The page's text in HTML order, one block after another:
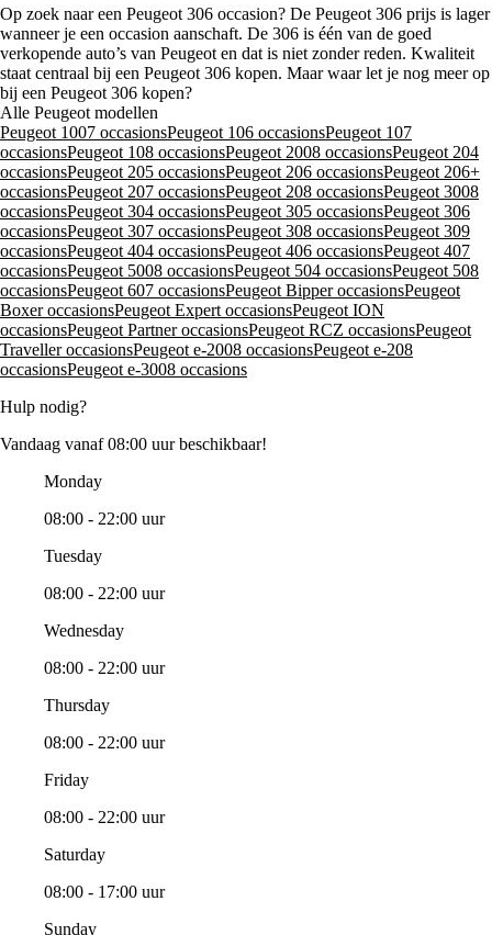
Op zoek naar een Peugeot 306 occasion? De Peugeot 306 prijs is lager
wanneer je een occasion aanschaft. De 306 is één van de goed
verkopende auto’s van Peugeot en dat is niet zonder reden. Kwaliteit
staat centraal bij een Peugeot 306 kopen. Maar waar let je nog meer op
bij een Peugeot 306 kopen?
Alle Peugeot modellen
Peugeot 1007 occasionsPeugeot 106 occasionsPeugeot 107
occasionsPeugeot 108 occasionsPeugeot 2008 occasionsPeugeot 204
occasionsPeugeot 205 occasionsPeugeot 206 occasionsPeugeot 206+
occasionsPeugeot 207 occasionsPeugeot 208 occasionsPeugeot 3008
occasionsPeugeot 304 occasionsPeugeot 305 occasionsPeugeot 306
occasionsPeugeot 307 occasionsPeugeot 308 occasionsPeugeot 309
occasionsPeugeot 404 occasionsPeugeot 406 occasionsPeugeot 407
occasionsPeugeot 5008 occasionsPeugeot 504 occasionsPeugeot 508
occasionsPeugeot 607 occasionsPeugeot Bipper occasionsPeugeot
Boxer occasionsPeugeot Expert occasionsPeugeot ION
occasionsPeugeot Partner occasionsPeugeot RCZ occasionsPeugeot
Traveller occasionsPeugeot e-2008 occasionsPeugeot e-208
occasionsPeugeot e-3008 occasions
Hulp nodig?
Vandaag vanaf 08:00 uur beschikbaar!
Monday
08:00 - 22:00 uur
Tuesday
08:00 - 22:00 uur
Wednesday
08:00 - 22:00 uur
Thursday
08:00 - 22:00 uur
Friday
08:00 - 22:00 uur
Saturday
08:00 - 17:00 uur
Sunday